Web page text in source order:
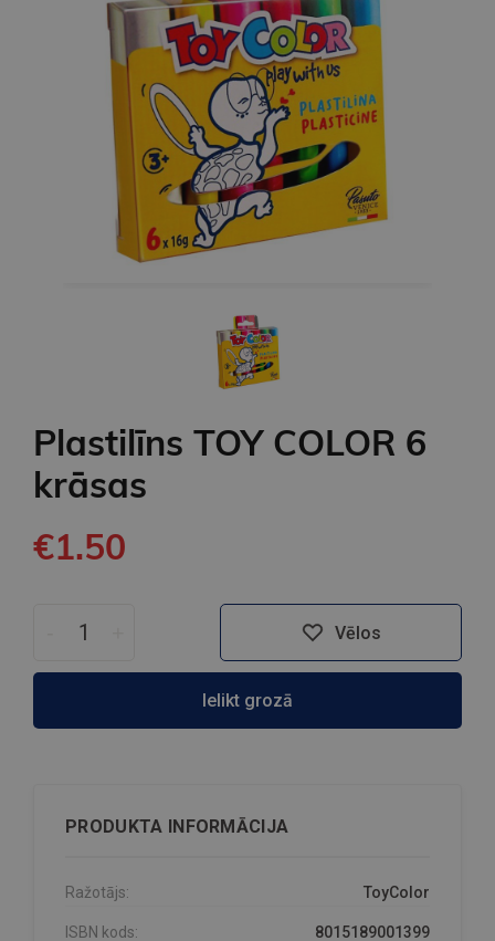
Plastilīns TOY COLOR 6
krāsas
€1.50
Vēlos
Ielikt grozā
PRODUKTA INFORMĀCIJA
Ražotājs: ToyColor
ISBN kods: 8015189001399